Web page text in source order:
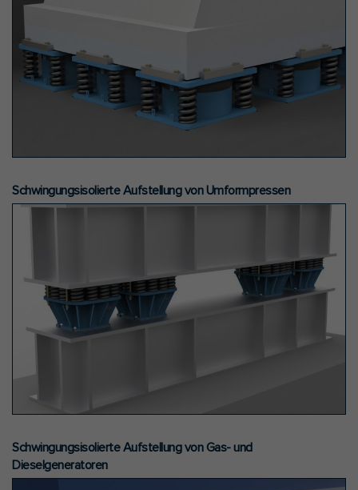
Schwingungsisolierte Aufstellung von Umformpressen
Schwingungsisolierte Aufstellung von Gas- und
Dieselgeneratoren